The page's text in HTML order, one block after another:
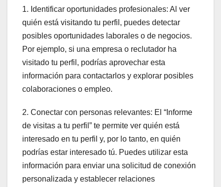
1. Identificar oportunidades profesionales: Al ver
quién está visitando tu perfil, puedes detectar
posibles oportunidades laborales o de negocios.
Por ejemplo, si una empresa o reclutador ha
visitado tu perfil, podrías aprovechar esta
información para contactarlos y explorar posibles
colaboraciones o empleo.
2. Conectar con personas relevantes: El “Informe
de visitas a tu perfil” te permite ver quién está
interesado en tu perfil y, por lo tanto, en quién
podrías estar interesado tú. Puedes utilizar esta
información para enviar una solicitud de conexión
personalizada y establecer relaciones